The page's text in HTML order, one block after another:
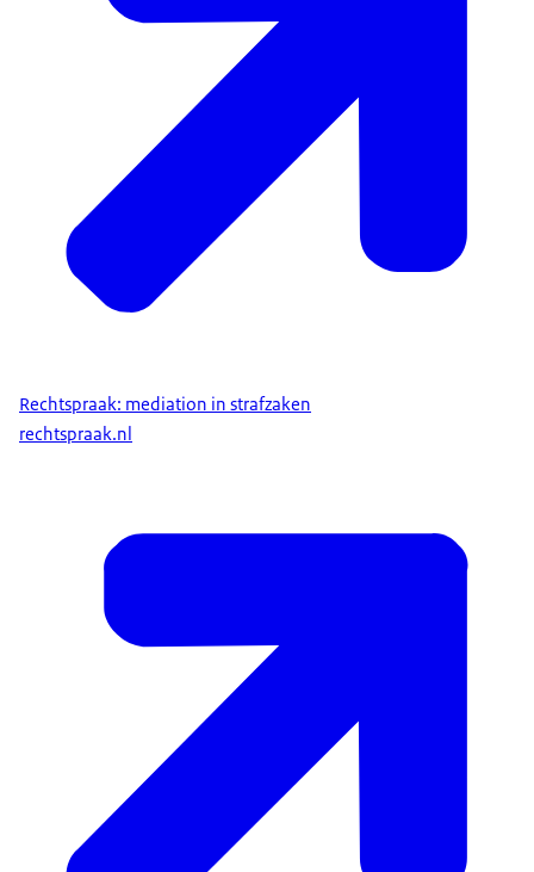
Rechtspraak: mediation in strafzaken
rechtspraak.nl